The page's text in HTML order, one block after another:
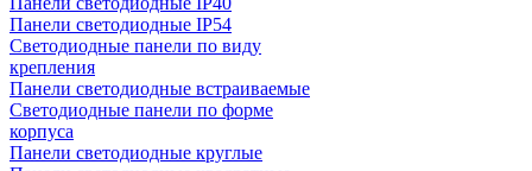
Панели светодиодные IP54
Светодиодные панели по виду
крепления
Панели светодиодные встраиваемые
Светодиодные панели по форме
корпуса
Панели светодиодные круглые